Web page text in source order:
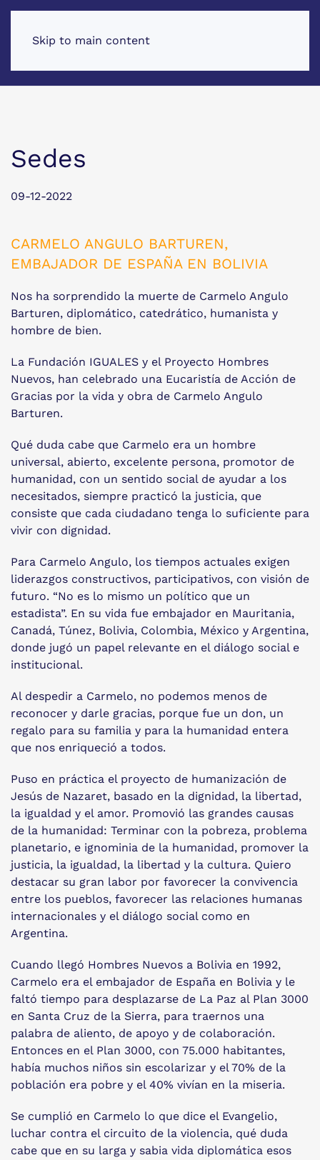
Skip to main content
Sedes
09-12-2022
CARMELO ANGULO BARTUREN,
EMBAJADOR DE ESPAÑA EN BOLIVIA
Nos ha sorprendido la muerte de Carmelo Angulo
Barturen, diplomático, catedrático, humanista y
hombre de bien.
La Fundación IGUALES y el Proyecto Hombres
Nuevos, han celebrado una Eucaristía de Acción de
Gracias por la vida y obra de Carmelo Angulo
Barturen.
Qué duda cabe que Carmelo era un hombre
universal, abierto, excelente persona, promotor de
humanidad, con un sentido social de ayudar a los
necesitados, siempre practicó la justicia, que
consiste que cada ciudadano tenga lo suficiente para
vivir con dignidad.
Para Carmelo Angulo, los tiempos actuales exigen
liderazgos constructivos, participativos, con visión de
futuro. “No es lo mismo un político que un
estadista”. En su vida fue embajador en Mauritania,
Canadá, Túnez, Bolivia, Colombia, México y Argentina,
donde jugó un papel relevante en el diálogo social e
institucional.
Al despedir a Carmelo, no podemos menos de
reconocer y darle gracias, porque fue un don, un
regalo para su familia y para la humanidad entera
que nos enriqueció a todos.
Puso en práctica el proyecto de humanización de
Jesús de Nazaret, basado en la dignidad, la libertad,
la igualdad y el amor. Promovió las grandes causas
de la humanidad: Terminar con la pobreza, problema
planetario, e ignominia de la humanidad, promover la
justicia, la igualdad, la libertad y la cultura. Quiero
destacar su gran labor por favorecer la convivencia
entre los pueblos, favorecer las relaciones humanas
internacionales y el diálogo social como en
Argentina.
Cuando llegó Hombres Nuevos a Bolivia en 1992,
Carmelo era el embajador de España en Bolivia y le
faltó tiempo para desplazarse de La Paz al Plan 3000
en Santa Cruz de la Sierra, para traernos una
palabra de aliento, de apoyo y de colaboración.
Entonces en el Plan 3000, con 75.000 habitantes,
había muchos niños sin escolarizar y el 70% de la
población era pobre y el 40% vivían en la miseria.
Se cumplió en Carmelo lo que dice el Evangelio,
luchar contra el circuito de la violencia, qué duda
cabe que en su larga y sabia vida diplomática esos